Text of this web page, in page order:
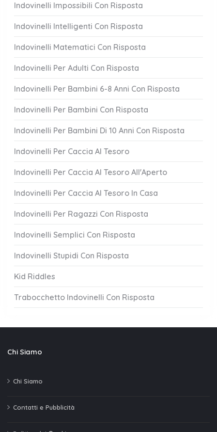
Indovinelli Impossibili Con Risposta
Indovinelli Intelligenti Con Risposta
Indovinelli Matematici Con Risposta
Indovinelli Per Adulti Con Risposta
Indovinelli Per Bambini 6-8 Anni Con Risposta
Indovinelli Per Bambini Con Risposta
Indovinelli Per Bambini Di 10 Anni Con Risposta
Indovinelli Per Caccia Al Tesoro
Indovinelli Per Caccia Al Tesoro All'Aperto
Indovinelli Per Caccia Al Tesoro In Casa
Indovinelli Per Ragazzi Con Risposta
Indovinelli Semplici Con Risposta
Indovinelli Stupidi Con Risposta
Kid Riddles
Trabocchetto Indovinelli Con Risposta
Chi Siamo
Chi Siamo
Contatti e Pubblicità